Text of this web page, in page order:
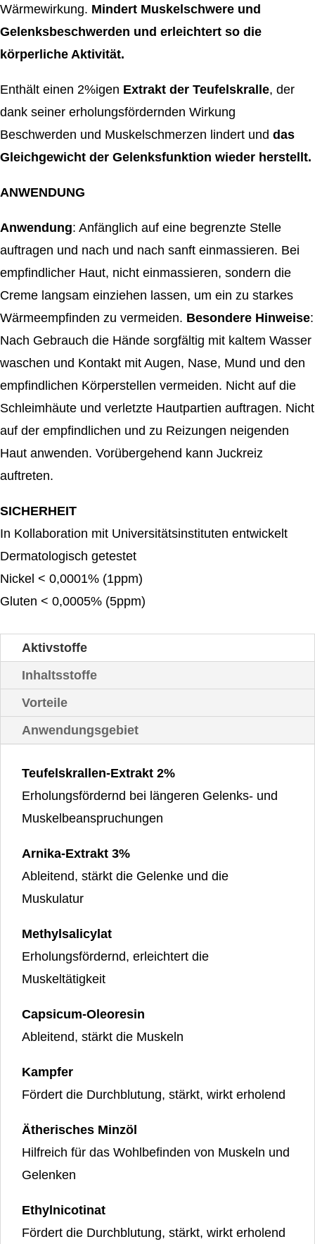
Wärmewirkung. Mindert Muskelschwere und
Gelenksbeschwerden und erleichtert so die
körperliche Aktivität.
Enthält einen 2%igen Extrakt der Teufelskralle, der
dank seiner erholungsfördernden Wirkung
Beschwerden und Muskelschmerzen lindert und das
Gleichgewicht der Gelenksfunktion wieder herstellt.
ANWENDUNG
Anwendung: ​Anfänglich auf eine begrenzte Stelle
auftragen und nach und nach sanft einmassieren. Bei
empfindlicher Haut, nicht einmassieren, sondern die
Creme langsam einziehen lassen, um ein zu starkes
Wärmeempfinden zu vermeiden. Besondere Hinweise:
Nach Gebrauch die Hände sorgfältig mit kaltem Wasser
waschen und Kontakt mit Augen, Nase, Mund und den
empfindlichen Körperstellen vermeiden. Nicht auf die
Schleimhäute und verletzte Hautpartien auftragen. Nicht
auf der empfindlichen und zu Reizungen neigenden
Haut anwenden. Vorübergehend kann Juckreiz
auftreten.
SICHERHEIT
​In Kollaboration mit Universitätsinstituten entwickelt
Dermatologisch getestet
Nickel < 0,0001% (1ppm)
Gluten < 0,0005% (5ppm)
Aktivstoffe
Inhaltsstoffe
Vorteile
Anwendungsgebiet
Teufelskrallen-Extrakt 2%
Erholungsfördernd bei längeren Gelenks- und
Muskelbeanspruchungen
Arnika-Extrakt 3%
Ableitend, stärkt die Gelenke und die
Muskulatur
Methylsalicylat
Erholungsfördernd, erleichtert die
Muskeltätigkeit
Capsicum-Oleoresin
Ableitend, stärkt die Muskeln
Kampfer
Fördert die Durchblutung, stärkt, wirkt erholend
Ätherisches Minzöl
Hilfreich für das Wohlbefinden von Muskeln und
Gelenken
Ethylnicotinat
Fördert die Durchblutung, stärkt, wirkt erholend